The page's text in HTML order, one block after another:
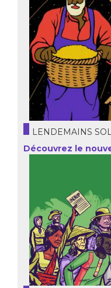
LENDEMAINS
Découvrez le